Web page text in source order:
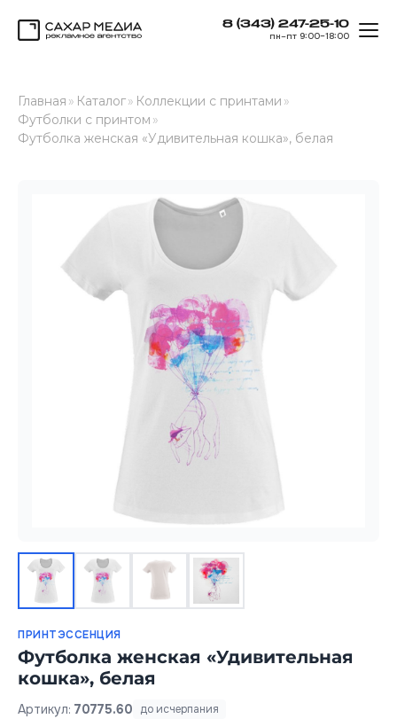
8 (343) 247-25-10
пн–пт 9:00–18:00
Главная » Каталог» Коллекции с принтами »
Футболки с принтом »
Футболка женская «Удивительная кошка», белая
ПРИНТЭССЕНЦИЯ
Футболка женская «Удивительная
кошка», белая
Артикул: 70775.60 до исчерпания